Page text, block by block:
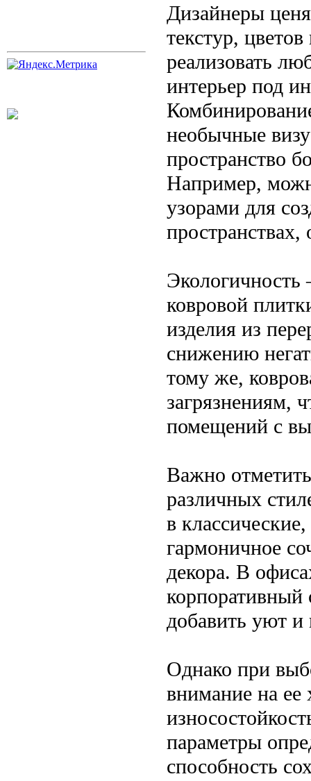
Дизайнеры
текстур,
реализовать
интерьер под
необычные
пространство
Например,
узорами для
ковровой
изделия из
снижению
тому же,
загрязнениям,
помещений с
Важно
различных
в
гармоничное
декора. В
добавить уют и
Однако при
внимание на ее
параметры
способность